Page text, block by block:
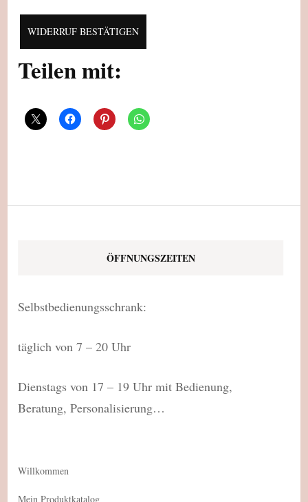
WIDERRUF BESTÄTIGEN
Teilen mit:
ÖFFNUNGSZEITEN
Selbstbedienungsschrank:
täglich von 7 – 20 Uhr
Dienstags von 17 – 19 Uhr mit Bedienung,
Beratung, Personalisierung…
Willkommen
Mein Produktkatalog